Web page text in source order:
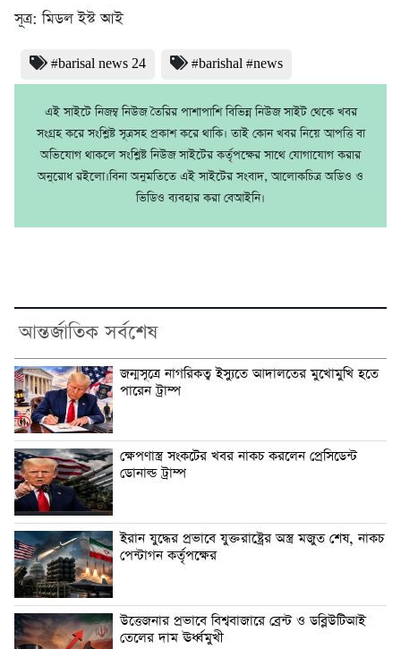
সূত্র: মিডল ইস্ট আই
#barisal news 24 #barishal #news
এই সাইটে নিজম্ব নিউজ তৈরির পাশাপাশি বিভিন্ন নিউজ সাইট থেকে খবর
সংগ্রহ করে সংশ্লিষ্ট সূত্রসহ প্রকাশ করে থাকি। তাই কোন খবর নিয়ে আপত্তি বা
অভিযোগ থাকলে সংশ্লিষ্ট নিউজ সাইটের কর্তৃপক্ষের সাথে যোগাযোগ করার
অনুরোধ রইলো।বিনা অনুমতিতে এই সাইটের সংবাদ, আলোকচিত্র অডিও ও
ভিডিও ব্যবহার করা বেআইনি।
আন্তর্জাতিক সর্বশেষ
জন্মসূত্রে নাগরিকত্ব ইস্যুতে আদালতের মুখোমুখি হতে
পারেন ট্রাম্প
ক্ষেপণাস্ত্র সংকটের খবর নাকচ করলেন প্রেসিডেন্ট
ডোনাল্ড ট্রাম্প
ইরান যুদ্ধের প্রভাবে যুক্তরাষ্ট্রের অস্ত্র মজুত শেষ, নাকচ
পেন্টাগন কর্তৃপক্ষের
উত্তেজনার প্রভাবে বিশ্ববাজারে ব্রেন্ট ও ডব্লিউটিআই
তেলের দাম ঊর্ধ্বমুখী